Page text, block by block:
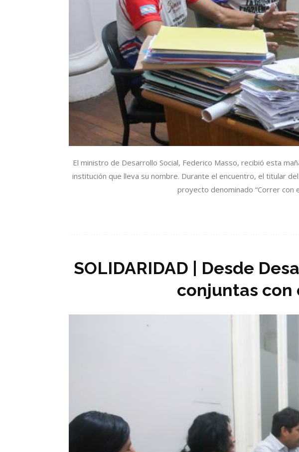
El ministro de Desarrollo Social, Federico Masso, recibió esta
institución que lleva su nombre. Durante el encuentro, el titular
proyecto denominado “Correr con
SOLIDARIDAD | Desde
conjuntas con